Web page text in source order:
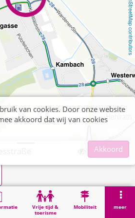
OpenStreetMap contributors
Vrije tijd &
toerisme
Mobiliteit meer
van cookies. Door onze website
akkoord dat wij van cookies
Akkoord